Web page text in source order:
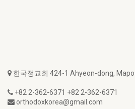
한국정교회 424-1 Ahyeon-dong,
+82 2-362-6371 +82 2-362-6371
orthodoxkorea@gmail.com